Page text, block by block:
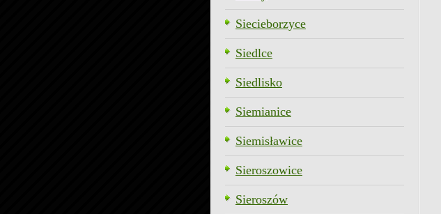
Siecieborzyce
Siedlce
Siedlisko
Siemianice
Siemisławice
Sieroszowice
Sieroszów